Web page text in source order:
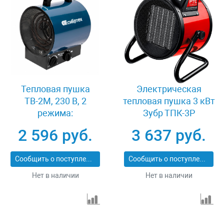
Тепловая пушка
ТВ-2М, 230 В, 2
режима:
Сибртех 96436
2 596 руб.
Сообщить о поступлении
Нет в наличии
Электрическая
тепловая пушка 3 кВт
Зубр ТПК-3Р
3 637 руб.
Сообщить о поступлении
Нет в наличии